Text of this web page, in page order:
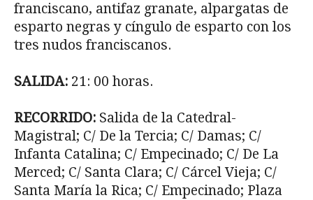
franciscano, antifaz granate, alpargatas de
esparto negras y cíngulo de esparto con los
tres nudos franciscanos.
SALIDA: 21: 00 horas.
RECORRIDO: Salida de la Catedral-
Magistral; C/ De la Tercia; C/ Damas; C/
Infanta Catalina; C/ Empecinado; C/ De La
Merced; C/ Santa Clara; C/ Cárcel Vieja; C/
Santa María la Rica; C/ Empecinado; Plaza